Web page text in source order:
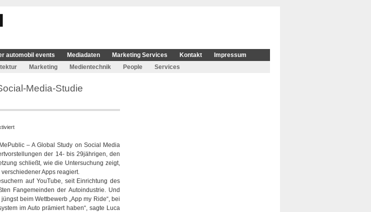
automobil events Mediadaten Marketing Services Kontakt
Impressum
Marketing Medientechnik People Services
Media-Studie
für
und
MTV
Networks
präsentieren
Social-
Media-
Studie
„MePublic“
– A Global Study on Social Media
der 14- bis 29jährigen, den
schließt, wie die Untersuchung zeigt,
Apps reagiert.
auf YouTube, seit Einrichtung des
Fangemeinden der Autoindustrie. Und
beim Wettbewerb „App my Ride“, bei
im Auto prämiert haben“, sagte Luca